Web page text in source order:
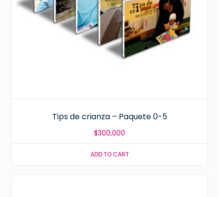
Tips de crianza – Paquete 0-5
$300,000
ADD TO CART